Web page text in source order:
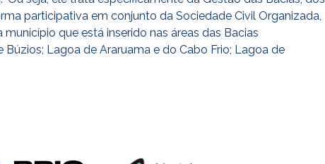
participativa em conjunto da Sociedade Civil Organizada,
que está inserido nas áreas das Bacias
Búzios; Lagoa de Araruama e do Cabo Frio; Lagoa de